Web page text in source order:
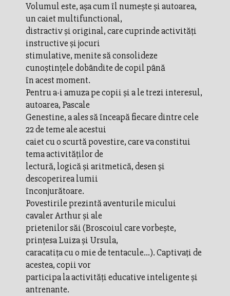
Volumul este, așa cum îl numește și autoarea,
un caiet multifunctional,
distractiv și original, care cuprinde activități
instructive și jocuri
stimulative, menite să consolideze
cunoștințele dobândite de copil până
în acest moment.
Pentru a-i amuza pe copii și a le trezi interesul,
autoarea, Pascale
Genestine, a ales să înceapă fiecare dintre cele
22 de teme ale acestui
caiet cu o scurtă povestire, care va constitui
tema activităților de
lectură, logică și aritmetică, desen și
descoperirea lumii
înconjurătoare.
Povestirile prezintă aventurile micului
cavaler Arthur și ale
prietenilor săi (Broscoiul care vorbește,
prințesa Luiza și Ursula,
caracatița cu o mie de tentacule...). Captivați de
acestea, copii vor
participa la activități educative inteligente și
antrenante.